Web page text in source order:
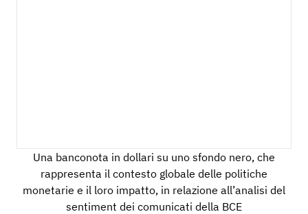
Una banconota in dollari su uno sfondo nero, che
rappresenta il contesto globale delle politiche
monetarie e il loro impatto, in relazione all’analisi del
sentiment dei comunicati della BCE